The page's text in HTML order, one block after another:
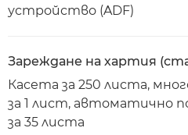
устройство (ADF)
Зареждане на хартия
Касета за 250 листа,
за 1 лист, автоматично
за 35 листа